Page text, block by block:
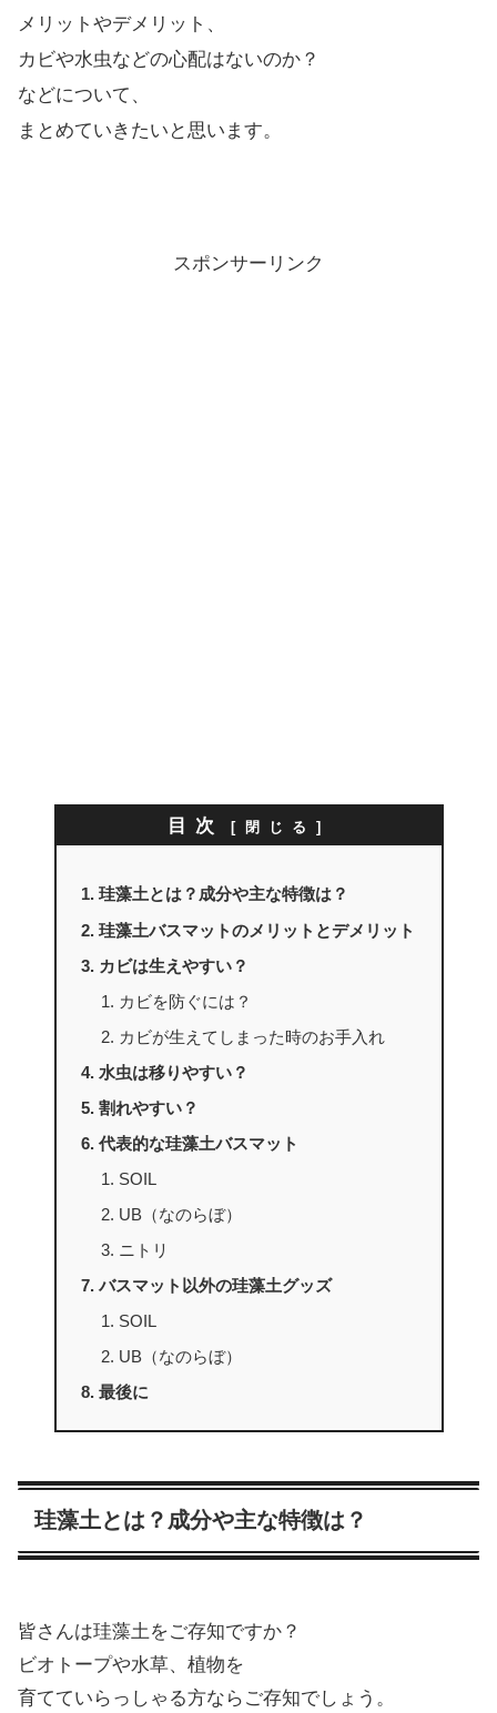
メリットやデメリット、
カビや水虫などの心配はないのか？
などについて、
まとめていきたいと思います。
スポンサーリンク
目次
珪藻土とは？成分や主な特徴は？
珪藻土バスマットのメリットとデメリット
カビは生えやすい？
カビを防ぐには？
カビが生えてしまった時のお手入れ
水虫は移りやすい？
割れやすい？
代表的な珪藻土バスマット
SOIL
UB（なのらぼ）
ニトリ
バスマット以外の珪藻土グッズ
SOIL
UB（なのらぼ）
最後に
珪藻土とは？成分や主な特徴は？
皆さんは珪藻土をご存知ですか？
ビオトープや水草、植物を
育てていらっしゃる方ならご存知でしょう。